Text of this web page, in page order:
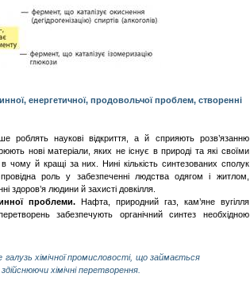
,енергетичної,продовольчоїпроблем,створенні
роблять наукові відкриття, а й сприяють розв’язанню
нові матеріали, яких не існує в природі та які своїми
й кращі за них. Нині кількість синтезованих сполук
роль у забезпеченні людства одягом і житлом,
здоров’я людини й захисті довкілля.
проблеми.
Нафта, природний газ, кам’яне вугілля
забезпечують органічний синтез необхідною
галузь хімічної промисловості, що займається
хімічні перетворення.